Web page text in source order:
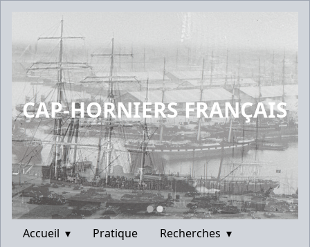
CAP-HORNIERS FRANÇAIS
Accueil ▾ Pratique Recherches ▾